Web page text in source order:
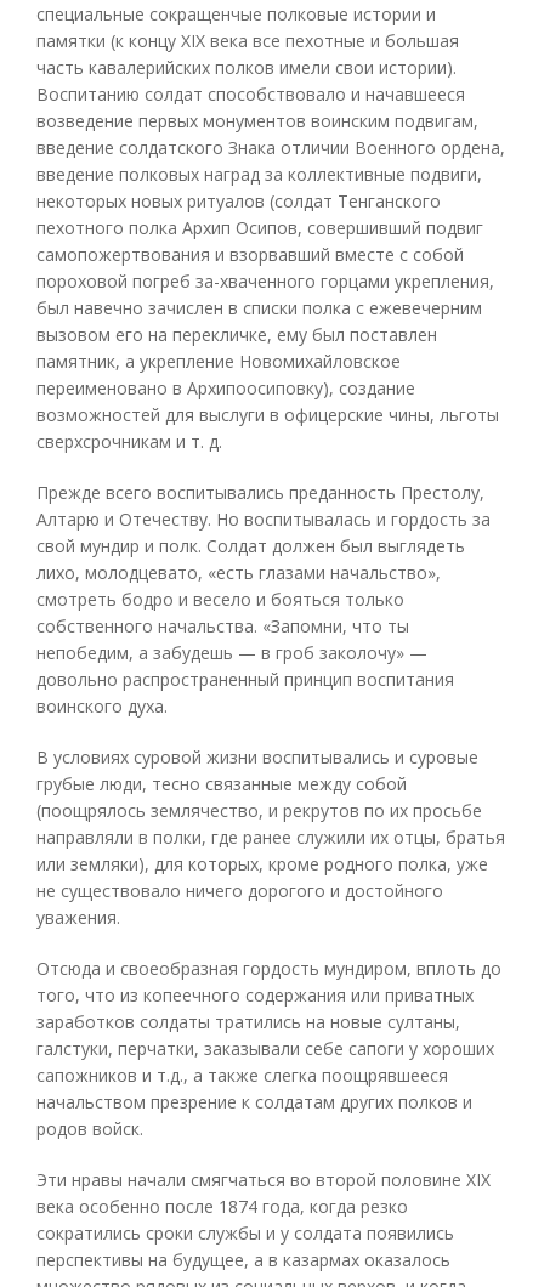
специальные сокращенчые полковые истории и
памятки (к концу XIX века все пехотные и большая
часть кавалерийских полков имели свои истории).
Воспитанию солдат способствовало и начавшееся
возведение первых монументов воинским подвигам,
введение солдатского Знака отличии Военного ордена,
введение полковых наград за коллективные подвиги,
некоторых новых ритуалов (солдат Тенганского
пехотного полка Архип Осипов, совершивший подвиг
самопожертвования и взорвавший вместе с собой
пороховой погреб за-хваченного горцами укрепления,
был навечно зачислен в списки полка с ежевечерним
вызовом его на перекличке, ему был поставлен
памятник, а укрепление Новомихайловское
переименовано в Архипоосиповку), создание
возможностей для выслуги в офицерские чины, льготы
сверхсрочникам и т. д.
Прежде всего воспитывались преданность Престолу,
Алтарю и Отечеству. Но воспитывалась и гордость за
свой мундир и полк. Солдат должен был выглядеть
лихо, молодцевато, «есть глазами начальство»,
смотреть бодро и весело и бояться только
собственного начальства. «Запомни, что ты
непобедим, а забудешь — в гроб заколочу» —
довольно распространенный принцип воспитания
воинского духа.
В условиях суровой жизни воспитывались и суровые
грубые люди, тесно связанные между собой
(поощрялось землячество, и рекрутов по их просьбе
направляли в полки, где ранее служили их отцы, братья
или земляки), для которых, кроме родного полка, уже
не существовало ничего дорогого и достойного
уважения.
Отсюда и своеобразная гордость мундиром, вплоть до
того, что из копеечного содержания или приватных
заработков солдаты тратились на новые султаны,
галстуки, перчатки, заказывали себе сапоги у хороших
сапожников и т.д., а также слегка поощрявшееся
начальством презрение к солдатам других полков и
родов войск.
Эти нравы начали смягчаться во второй половине XIX
века особенно после 1874 года, когда резко
сократились сроки службы и у солдата появились
перспективы на будущее, а в казармах оказалось